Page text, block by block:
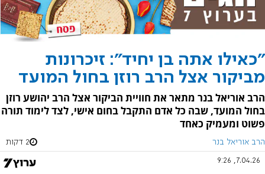
"כאילו אתה בן יחיד": זיכרונות
מביקור אצל הרב רוזן בחול המועד
הרב אוריאל בנר מתאר את חוויית הביקור אצל הרב יהושע רוזן
בחול המועד, שבה כל אדם התקבל בחום אישי, לצד לימוד תורה
פשוט ומעמיק כאחד
הרב אוריאל בנר 2 דקות
7.04.26, 9:26